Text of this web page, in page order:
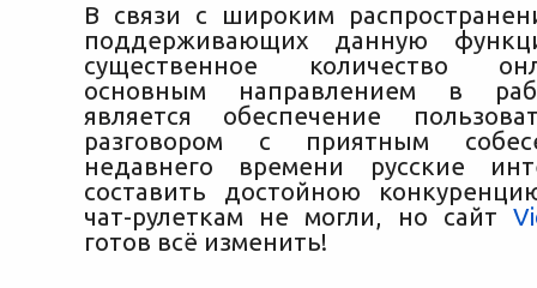
В связи с широким
поддерживающих данную
существенное количество
основным направлением в
является обеспечение
разговором с приятным
недавнего времени русские
составить достойною
чат-рулеткам не могли, но сайт
готов всё изменить!